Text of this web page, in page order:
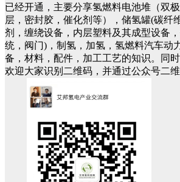
已经开通，主要分享氢燃料电池堆（双
层，密封胶，催化剂等），储氢罐(碳纤
剂，缠绕设备，内层塑料及其成型设备
统，阀门)，制氢，加氢，氢燃料汽车动
备，材料，配件，加工工艺的知识。同
欢迎大家识别二维码，并通过公众号二